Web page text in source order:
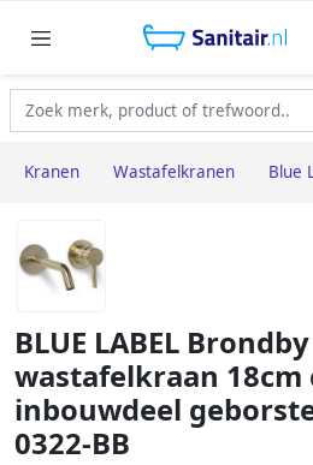
Kranen Wastafelkranen Blue
BLUE LABEL
wastafelkraan
inbouwdeel
0322-BB